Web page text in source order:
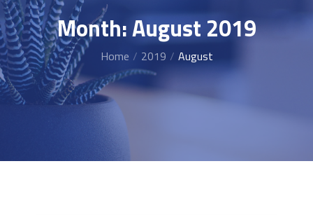
Month: August 2019
Home 2019 August